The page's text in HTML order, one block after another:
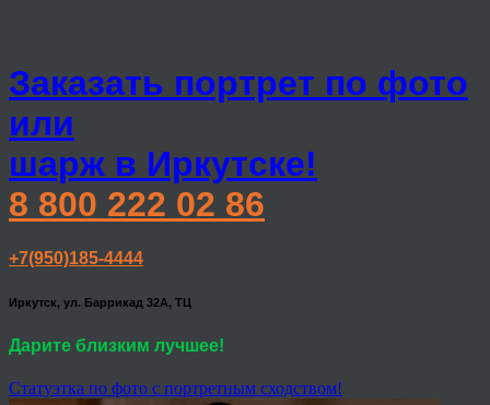
Заказать портрет по фото
или
шарж в Иркутске!
8 800 222 02 86
+7(950)185-4444
Иркутск, ул. Баррикад 32А, ТЦ
Дарите близким лучшее!
Статуэтка по фото с портретным сходством!